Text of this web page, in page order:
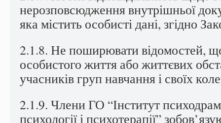
нерозповсюдження внутрішньої
яка містить особисті дані, згідно
2.1.8. Не поширювати відомостей,
особистого життя або життєвих
учасників груп навчання і своїх
2.1.9. Члени ГО “Інститут
психології і психотерапії”